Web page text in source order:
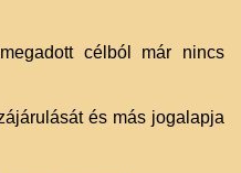
célból már nincs
és más jogalapja